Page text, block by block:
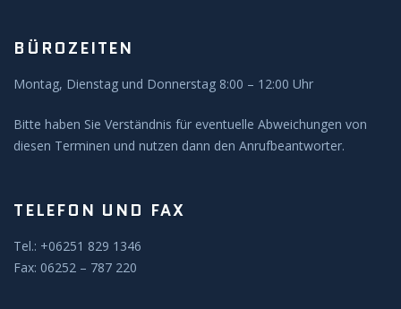
BETRIEB
BEOBACHTUNG
Galerie
BÜROZEITEN
Montag, Dienstag und Donnerstag 8:00 – 12:00 Uhr
Bitte haben Sie Verständnis für eventuelle Abweichungen von
diesen Terminen und nutzen dann den Anrufbeantworter.
TELEFON UND FAX
Tel.: +06251 829 1346
Fax: 06252 – 787 220